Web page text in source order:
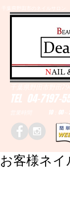
千葉県野田市のネイルサロン
TEL 04-7197-
営業時間 10：00～
千葉県野田市野田
​NAIL
お客様ネ